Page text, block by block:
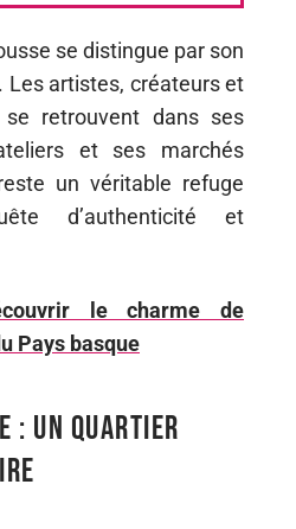
se distingue par son
artistes, créateurs et
retrouvent dans ses
et ses marchés
un véritable refuge
d’authenticité et
le charme de
Pays basque
: un quartier